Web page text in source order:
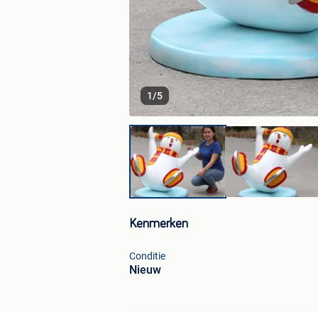
1/5
Kenmerken
Conditie
Nieuw